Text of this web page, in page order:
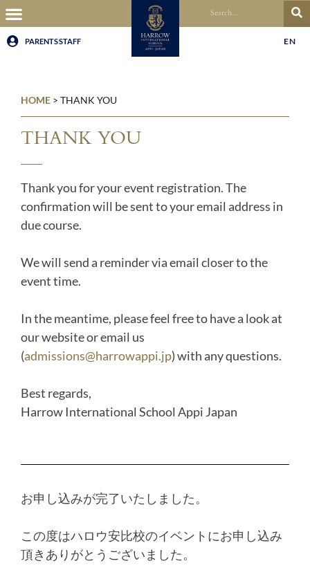
PARENTSSTAFF EN
HOME > THANK YOU
THANK YOU
Thank you for your event registration. The
confirmation will be sent to your email address in
due course.
We will send a reminder via email closer to the
event time.
In the meantime, please feel free to have a look at
our website or email us
(admissions@harrowappi.jp) with any questions.
Best regards,
Harrow International School Appi Japan
お申し込みが完了いたしました。
この度はハロウ安比校のイベントにお申し込み
頂きありがとうございました。